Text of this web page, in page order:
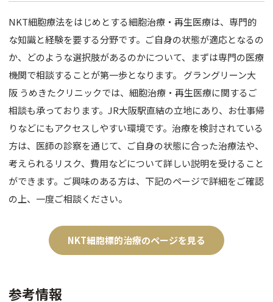
NKT細胞療法をはじめとする細胞治療・再生医療は、専門的
な知識と経験を要する分野です。ご自身の状態が適応となるの
か、どのような選択肢があるのかについて、まずは専門の医療
機関で相談することが第一歩となります。 グラングリーン大
阪 うめきたクリニックでは、細胞治療・再生医療に関するご
相談も承っております。JR大阪駅直結の立地にあり、お仕事帰
りなどにもアクセスしやすい環境です。治療を検討されている
方は、医師の診察を通じて、ご自身の状態に合った治療法や、
考えられるリスク、費用などについて詳しい説明を受けること
ができます。ご興味のある方は、下記のページで詳細をご確認
の上、一度ご相談ください。
NKT細胞標的治療のページを見る
参考情報